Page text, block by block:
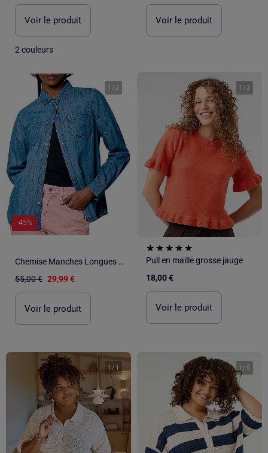
Voir le produit
2 couleurs
Voir le produit
1 / 2
-45%
Chemise Manches Longues Femme Kaporal
55,00 € 29,99 €
Voir le produit
1 / 3
Pull en maille grosse jauge
18,00 €
Voir le produit
1 / 1 1 / 5